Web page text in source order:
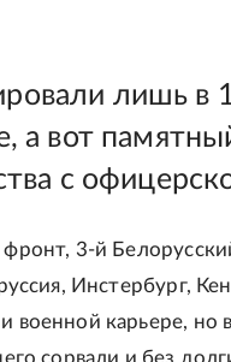
лишь в
а вот
с
3-й
Инстербург,
карьере, но